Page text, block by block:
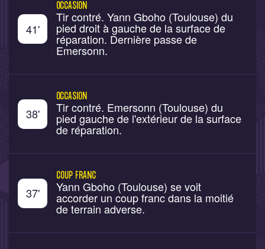
41'
OCCASION
Tir contré. Yann Gboho (Toulouse) du
pied droit à gauche de la surface de
réparation. Dernière passe de
Emersonn.
38'
OCCASION
Tir contré. Emersonn (Toulouse) du
pied gauche de l'extérieur de la surface
de réparation.
37'
COUP FRANC
Yann Gboho (Toulouse) se voit
accorder un coup franc dans la moitié
de terrain adverse.